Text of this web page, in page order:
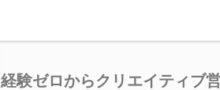
経験ゼロからクリエイティブ